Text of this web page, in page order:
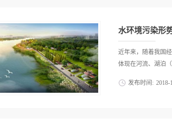
提升环境治理水平
向，加快探索建立
通过经济合同相互
单位的治理主体责
运行水平，增强其
水环境污染形
近年来，随着我国
体现在河流、湖泊
发布时间: 2018-